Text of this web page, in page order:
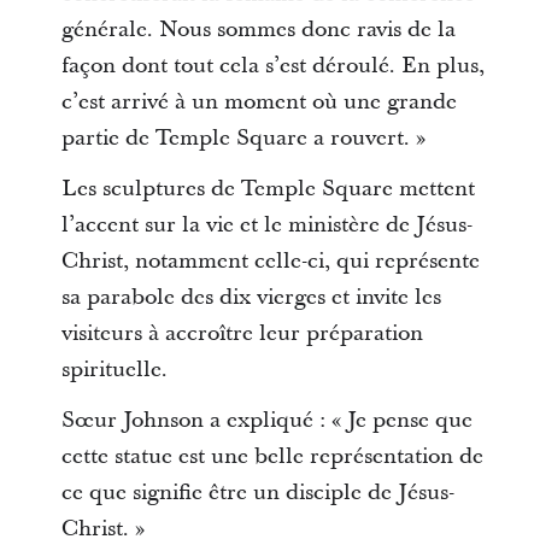
générale. Nous sommes donc ravis de la
façon dont tout cela s’est déroulé. En plus,
c’est arrivé à un moment où une grande
partie de Temple Square a rouvert. »
Les sculptures de Temple Square mettent
l’accent sur la vie et le ministère de Jésus-
Christ, notamment celle-ci, qui représente
sa parabole des dix vierges et invite les
visiteurs à accroître leur préparation
spirituelle.
Sœur Johnson a expliqué : « Je pense que
cette statue est une belle représentation de
ce que signifie être un disciple de Jésus-
Christ. »